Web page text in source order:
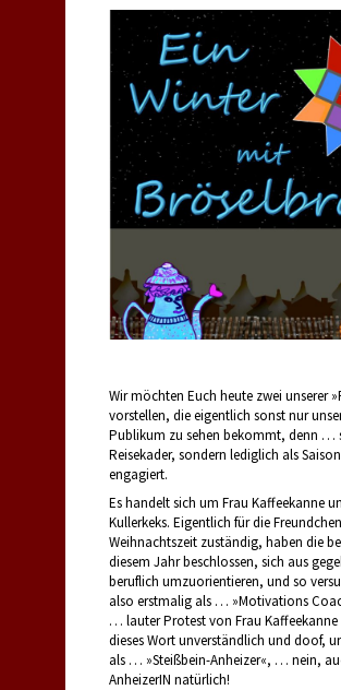
Wir möchten Euch heute zwei unserer
vorstellen, die eigentlich sonst nur
Publikum zu sehen bekommt, denn …
Reisekader, sondern lediglich als
engagiert.
Es handelt sich um Frau Kaffeekanne
Kullerkeks. Eigentlich für die
Weihnachtszeit zuständig, haben die
diesem Jahr beschlossen, sich aus
beruflich umzuorientieren, und so
also erstmalig als … »Motivations
… lauter Protest von Frau
dieses Wort unverständlich und doof,
als … »Steißbein-Anheizer«, … nein,
AnheizerIN natürlich!